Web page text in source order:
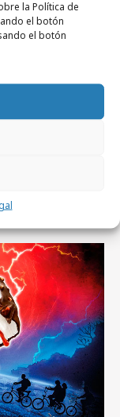
la Política de
el botón
el botón